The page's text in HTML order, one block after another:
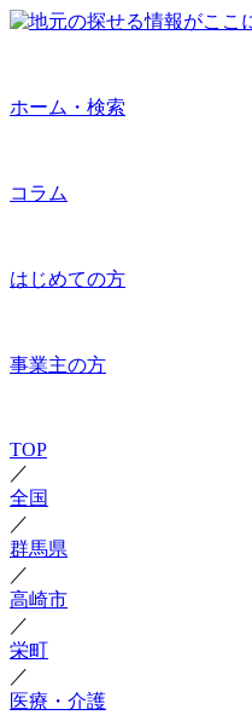
ホーム・検索
コラム
はじめての方
事業主の方
TOP
／
全国
／
群馬県
／
高崎市
／
栄町
／
医療・介護